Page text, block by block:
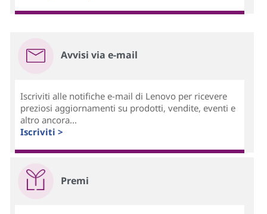
Avvisi via e-mail
Iscriviti alle notifiche e-mail di Lenovo per ricevere
preziosi aggiornamenti su prodotti, vendite, eventi e
altro ancora...
Iscriviti >
Premi